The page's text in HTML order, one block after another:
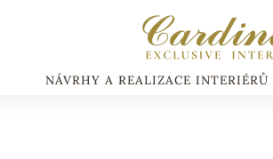
NÁVRHY A REALIZACE INTERIÉRŮ